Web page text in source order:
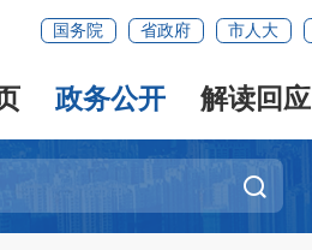
国务院 省政府 市人大
政务公开 解读回应